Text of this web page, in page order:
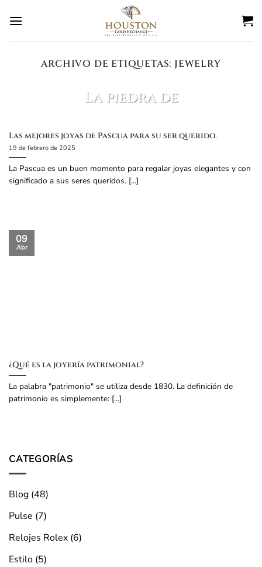
ARCHIVO DE ETIQUETAS: JEWELRY
La piedra de
es?
La piedra de nacimiento de marzo es el
aguamarina. Datos sobre la aguamarina: Color:
Las mejores joyas de Pascua para su ser querido.
19 de febrero de 2025
La Pascua es un buen momento para regalar joyas elegantes y con
significado a sus seres queridos. [...]
¿Qué es la joyería patrimonial?
La palabra "patrimonio" se utiliza desde 1830. La definición de
patrimonio es simplemente: [...]
09
Abr
CATEGORÍAS
Blog (48)
Pulse (7)
Relojes Rolex (6)
Estilo (5)